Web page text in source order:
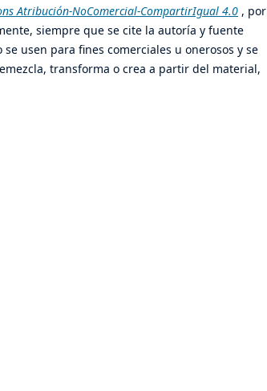
Atribución-NoComercial-CompartirIgual 4.0 , por
siempre que se cite la autoría y fuente
usen para fines comerciales u onerosos y se
transforma o crea a partir del material,